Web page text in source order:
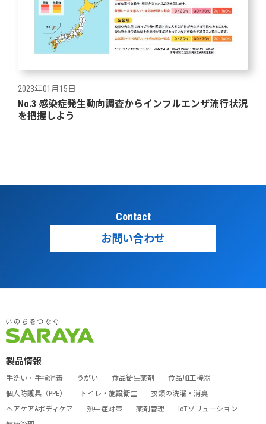
2023年01月15日
No.3 感染症発生動向調査からインフルエンザ流行状況
を把握しよう
Contact
お問い合わせ
製品情報
手洗い・手指消毒 うがい 食品衛生薬剤
食品加工機器
個人防護具（PPE）
トイレ・施設衛生
衣類の洗濯・消臭
ヘアケア&ボディケア
熱中症対策 薬剤管理
IoTソリューション